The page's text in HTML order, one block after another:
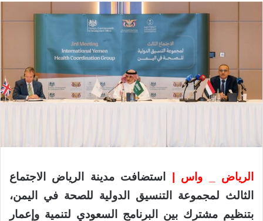
الرياض _ واس |
استضافت مدينة الرياض الاجتماع
الثالث لمجموعة التنسيق الدولية للصحة في اليمن،
بتنظيم مشترك بين البرنامج السعودي لتنمية وإعمار